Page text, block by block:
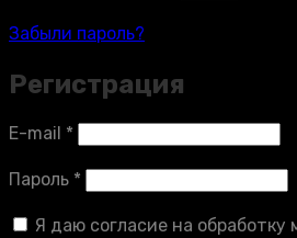
Забыли пароль?
Регистрация
E-mail *
Пароль *
Я даю согласие на обработку